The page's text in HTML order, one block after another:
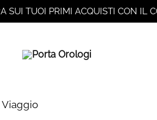
SUI TUOI PRIMI ACQUISTI CON IL
Viaggio